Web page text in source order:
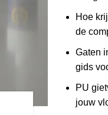
Hoe
de
Gaten
gids
PU
jouw